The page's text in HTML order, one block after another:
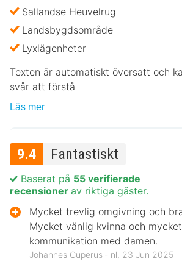
Sallandse Heuvelrug
Landsbygdsområde
Lyxlägenheter
Texten är automatiskt översatt och
svår att förstå
Läs mer
9.4 Fantastiskt
Baserat på 55 verifierade
recensioner av riktiga gäster.
Mycket trevlig omgivning och
Mycket vänlig kvinna och
kommunikation med damen.
Johannes Cuperus ‐ nl, 23 Jun 2025